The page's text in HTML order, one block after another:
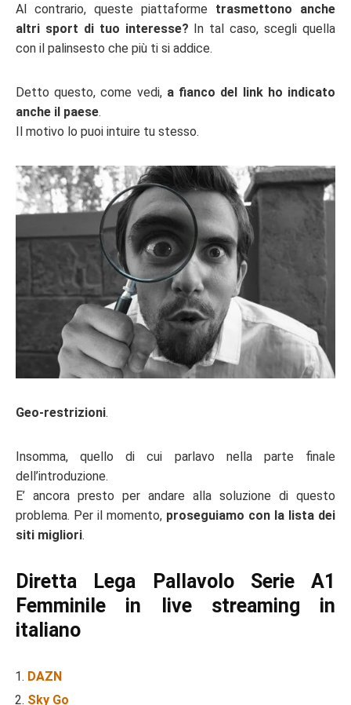
Al contrario, queste piattaforme trasmettono anche
altri sport di tuo interesse? In tal caso, scegli quella
con il palinsesto che più ti si addice.
Detto questo, come vedi, a fianco del link ho indicato
anche il paese.
Il motivo lo puoi intuire tu stesso.
Geo-restrizioni.
Insomma, quello di cui parlavo nella parte finale
dell’introduzione.
E’ ancora presto per andare alla soluzione di questo
problema. Per il momento, proseguiamo con la lista dei
siti migliori.
Diretta Lega Pallavolo Serie A1
Femminile in live streaming in
italiano
DAZN
Sky Go